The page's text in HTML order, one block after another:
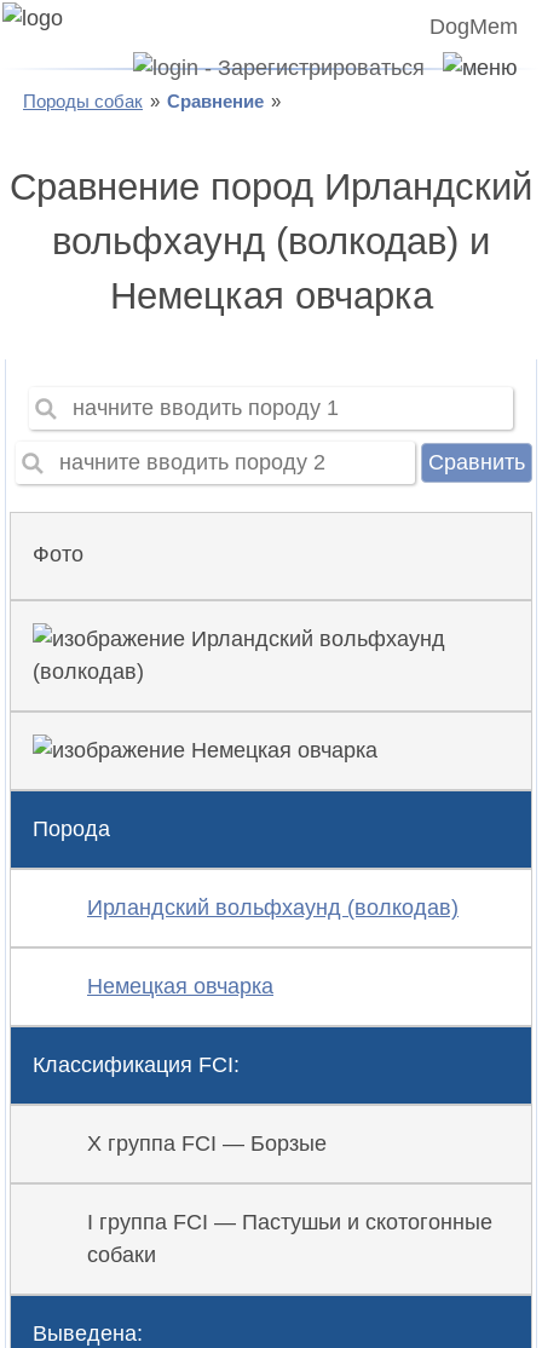
DogMem
Породы собак Сравнение
Сравнение пород Ирландский
вольфхаунд (волкодав) и
Немецкая овчарка
Сравнить
Фото
Порода
Ирландский вольфхаунд (волкодав)
Немецкая овчарка
Классификация FCI:
X группа FCI — Борзые
I группа FCI — Пастушьи и скотогонные
собаки
Выведена: